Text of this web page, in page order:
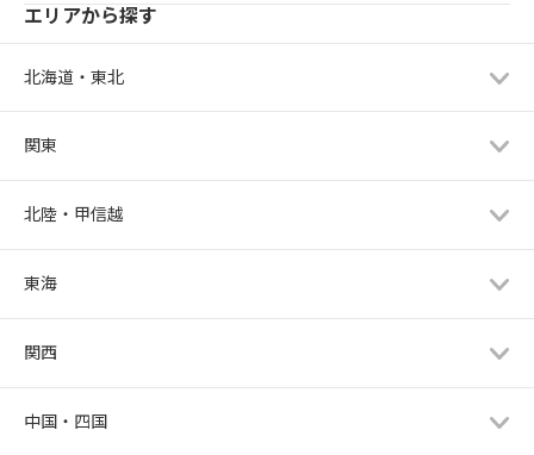
エリアから探す
北海道・東北
関東
北陸・甲信越
東海
関西
中国・四国